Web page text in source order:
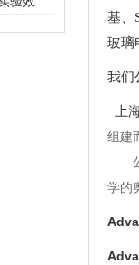
基
玻璃
我们
上
组建
学的